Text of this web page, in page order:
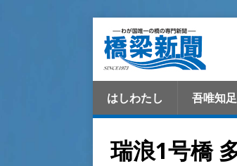
はしわたし 吾唯知足
瑞浪1号橋